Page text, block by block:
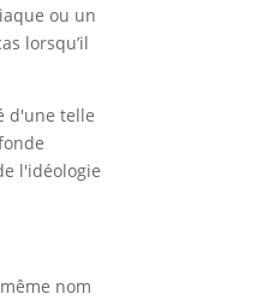
ou un
lorsqu’il
d'une telle
l'idéologie
nom